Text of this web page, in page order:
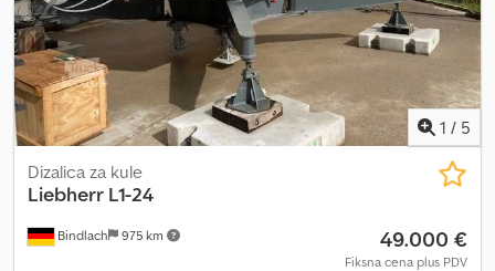
1 / 5
Bindlach 975 km
Dizalica za kule
Liebherr L1-24
49.000 €
Fiksna cena plus PDV